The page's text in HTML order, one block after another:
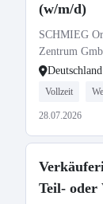
(w/m/d)
SCHMIEG
Zentrum
Deutschland
Vollzeit
28.07.2026
Teil- oder